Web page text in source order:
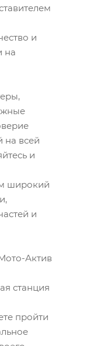
и
на
на всей
и
широкий
и
Актив
станция
пройти